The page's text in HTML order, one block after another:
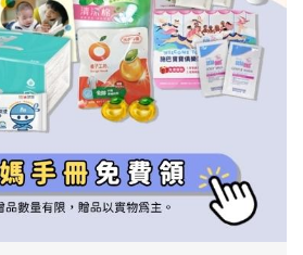
附設幼兒園
小袋鼠幼師網